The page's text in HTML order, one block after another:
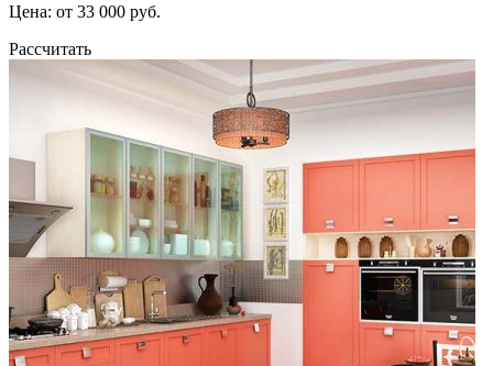
Цена: от 33 000 руб.
Рассчитать